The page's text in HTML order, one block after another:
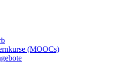
(MOOCs)